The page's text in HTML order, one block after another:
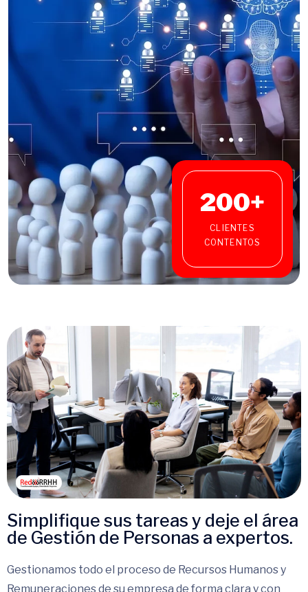
200+
CLIENTES
CONTENTOS
Simplifique sus tareas y deje el área
de Gestión de Personas a expertos.
Gestionamos todo el proceso de Recursos Humanos y
Remuneraciones de su empresa de forma clara y con